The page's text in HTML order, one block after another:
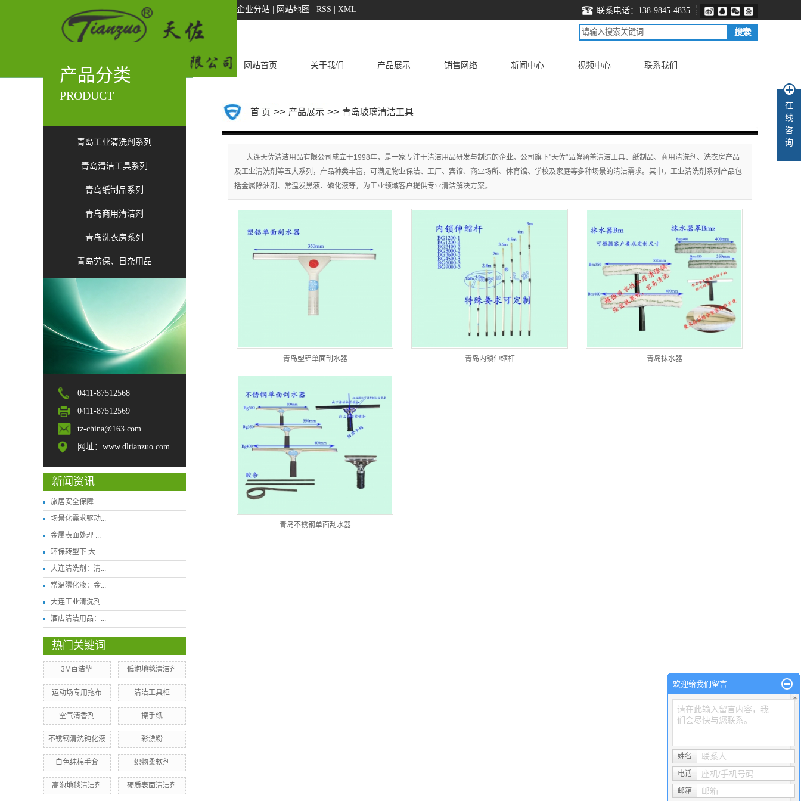
企业分站 网站地图 RSS XML 联系电话：138-9845-4835
网站首页 关于我们 产品展示 销售网络 新闻中心 视频中心 联系我们
产品分类
PRODUCT
青岛工业清洗剂系列
青岛清洁工具系列
青岛纸制品系列
青岛商用清洁剂
青岛洗衣房系列
青岛劳保、日杂用品
0411-87512568
0411-87512569
tz-china@163.com
网址：www.dltianzuo.com
新闻资讯
旅居安全保障 ...
场景化需求驱动...
金属表面处理 ...
环保转型下 大...
大连清洗剂：清...
常温磷化液：金...
大连工业清洗剂...
酒店清洁用品：...
热门关键词
3M百洁垫 ​低泡地毯清洁剂
运动场专用拖布 清洁工具柜
空气清香剂 擦手纸
不锈钢清洗钝化液 ​彩漂粉
白色纯棉手套 织物柔软剂
高泡地毯清洁剂 ​硬质表面清洁剂
首 页 >> 产品展示 >> 青岛玻璃清洁工具
大连天佐清洁用品有限公司成立于1998年，是一家专注于清洁用品研发与制造的企业。公司旗下"天佐"品牌涵盖清洁工具、纸制品、商用清洗剂、洗衣房产品
及工业清洗剂等五大系列，产品种类丰富，可满足物业保洁、工厂、宾馆、商业场所、体育馆、学校及家庭等多种场景的清洁需求。其中，工业清洗剂系列产品包
括金属除油剂、常温发黑液、磷化液等，为工业领域客户提供专业清洁解决方案。
青岛塑铝单面刮水器 青岛内锁伸缩杆 青岛抹水器
青岛不锈钢单面刮水器
在
线
咨
询
欢迎给我们留言
请在此输入留言内容，我
们会尽快与您联系。
姓名 联系人
电话 座机/手机号码
邮箱 邮箱